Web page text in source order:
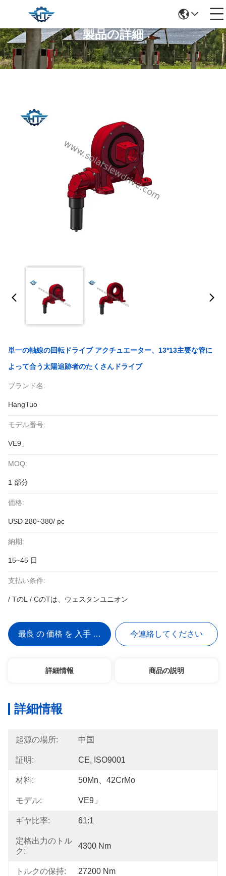
製品の詳細
単一の軸線の回転ドライブ アクチュエーター、13*13主要な管に
よって合う太陽追跡者のたくさんドライブ
ブランド名:
HangTuo
モデル番号:
VE9」
MOQ:
1 部分
価格:
USD 280~380/ pc
納期:
15~45 日
支払い条件:
/ TのL / CのTは、ウェスタンユニオン
最良 の 価格 を 入手 する 今連絡してください
詳細情報 商品の説明
詳細情報
起源の場所: 中国
証明: CE, ISO9001
材料: 50Mn、42CrMo
モデル: VE9」
ギヤ比率: 61:1
定格出力のトル
ク:
4300 Nm
トルクの保持: 27200 Nm